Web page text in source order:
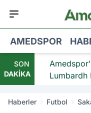
AMEDSPOR
SON
DAKİKA
Lumbardh
Haberler Futbol